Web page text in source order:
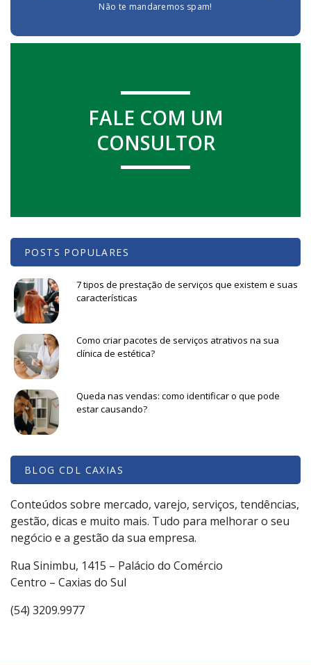
Não te mandaremos spam!
FALE COM UM
CONSULTOR
POSTS POPULARES
7 tipos de prestação de serviços que existem e suas
características
Como criar pacotes de serviços atrativos na sua
clínica de estética?
Queda nas vendas: como identificar o que pode
estar causando?
BLOG CDL CAXIAS
Conteúdos sobre mercado, varejo, serviços, tendências,
gestão, dicas e muito mais. Tudo para melhorar o seu
negócio e a gestão da sua empresa.
Rua Sinimbu, 1415 – Palácio do Comércio
Centro – Caxias do Sul
(54) 3209.9977